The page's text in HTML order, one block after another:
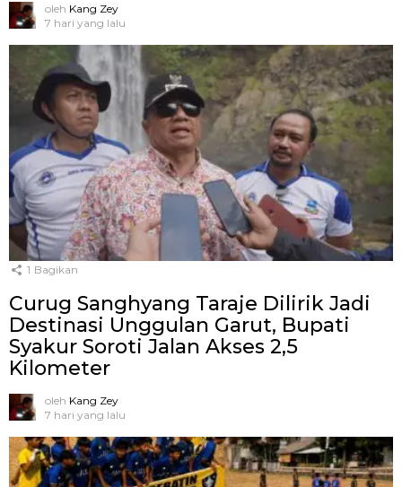
oleh Kang Zey
7 hari yang lalu
1 Bagikan
Curug Sanghyang Taraje Dilirik Jadi
Destinasi Unggulan Garut, Bupati
Syakur Soroti Jalan Akses 2,5
Kilometer
oleh Kang Zey
7 hari yang lalu